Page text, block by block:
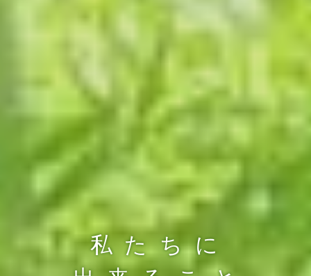
循 環 型 社 会
を